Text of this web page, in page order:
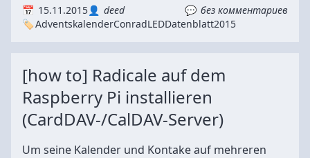
15.11.2015 deed
без комментариев
AdventskalenderConradLEDDatenblatt2015
[how to] Radicale auf dem
Raspberry Pi installieren
(CardDAV-/CalDAV-Server)
Um seine Kalender und Kontake auf mehreren